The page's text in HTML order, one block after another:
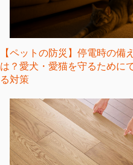
【ペットの防災】停電時の備
は？愛犬・愛猫を守るために
る対策